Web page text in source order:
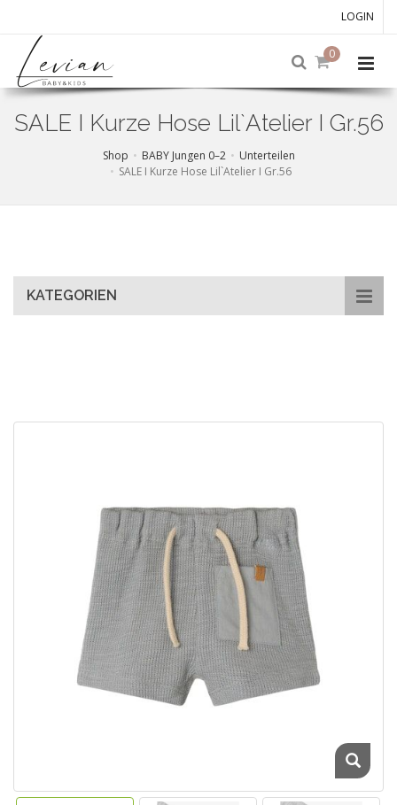
LOGIN
0
SALE I Kurze Hose Lil`Atelier I Gr.56
Shop BABY Jungen 0–2
Unterteilen
SALE I Kurze Hose Lil`Atelier I Gr.56
KATEGORIEN